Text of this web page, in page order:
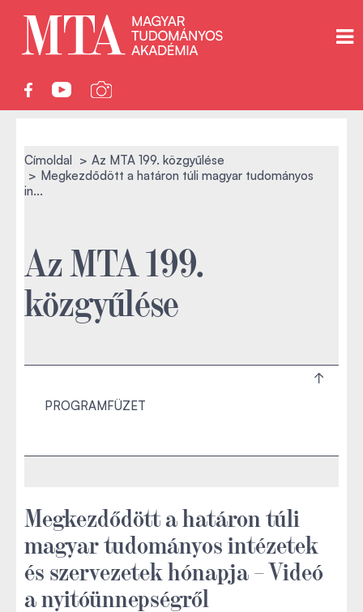
Címoldal
Az MTA 199. közgyűlése
Megkezdődött a határon túli magyar tudományos
in...
Az MTA 199.
közgyűlése
PROGRAMFÜZET
Megkezdődött a határon túli
magyar tudományos intézetek
és szervezetek hónapja – Videó
a nyitóünnepségről